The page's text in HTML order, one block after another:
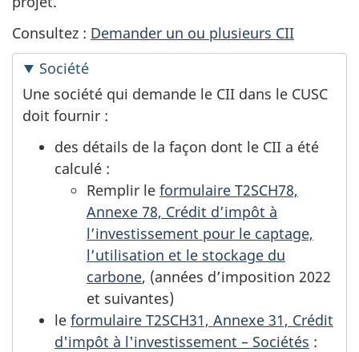
Consultez : Demander un ou plusieurs CII
Société
Une société qui demande le CII dans le CUSC
doit fournir :
des détails de la façon dont le CII a été
calculé :
Remplir le formulaire T2SCH78,
Annexe 78, Crédit d’impôt à
l’investissement pour le captage,
l’utilisation et le stockage du
carbone, (années d’imposition 2022
et suivantes)
le formulaire T2SCH31, Annexe 31, Crédit
d'impôt à l'investissement – Sociétés (Ouvre
: